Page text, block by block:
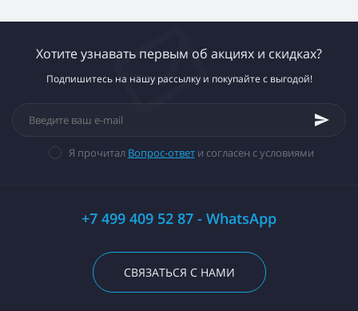
Хотите узнавать первым об акциях и скидках?
Подпишитесь на нашу рассылку и покупайте с выгодой!
Я прочитал Вопрос-ответи согласен с условиями
+7 499 409 52 87 - WhatsApp
СВЯЗАТЬСЯ С НАМИ